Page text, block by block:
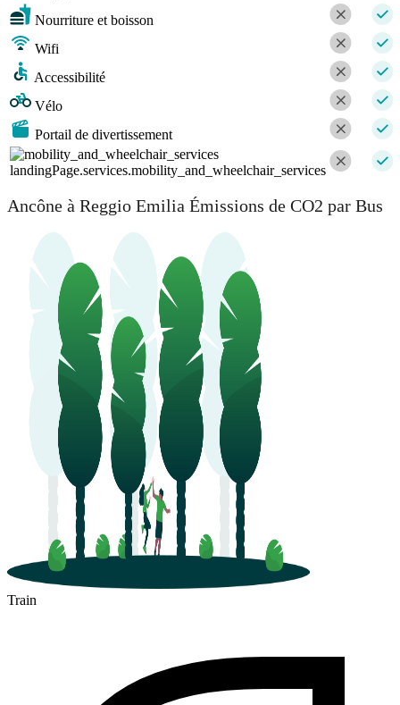
Nourriture et boisson
Wifi
Accessibilité
Vélo
Portail de divertissement
landingPage.services.mobility_and_wheelchair_services
Ancône à Reggio Emilia Émissions de CO2 par Bus
Train